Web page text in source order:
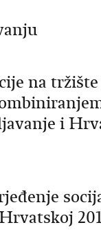
na tržište
i